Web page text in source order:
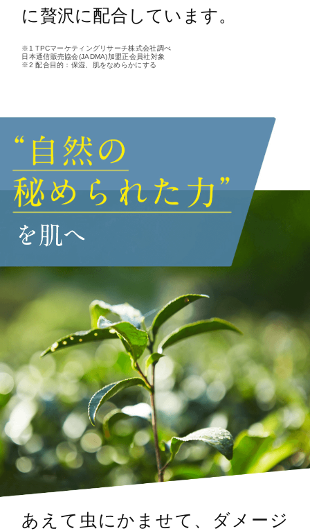
に贅沢に配合しています。
※1 TPCマーケティングリサーチ株式会社調べ
日本通信販売協会(JADMA)加盟正会員社対象
※2 配合目的：保湿、肌をなめらかにする
あえて虫にかませて、ダメージ